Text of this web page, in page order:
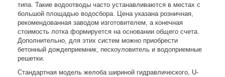
типа. Такие водоотводы часто устанавливаются в местах с
большой площадью водосбора. Цена указана розничная,
рекомендованная заводом изготовителем, а конечная
стоимость лотка формируется на основании общего счета.
Дополнительно, для этих систем можно приобрести
бетонный дождеприемник, пескоуловитель и водоприемные
решетки.
Стандартная модель желоба шириной гидравлического, U-